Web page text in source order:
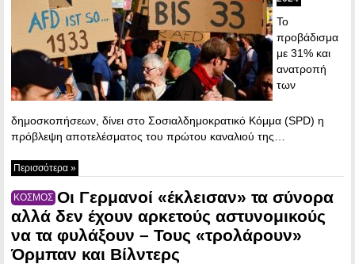
Το
προβάδισμα
με 31% και
ανατροπή
των
δημοσκοπήσεων, δίνει στο Σοσιαλδημοκρατικό Κόμμα (SPD) η
πρόβλεψη αποτελέσματος του πρώτου καναλιού της…
Περισσότερα »
ΚΟΣΜΟΣ Οι Γερμανοί «έκλεισαν» τα σύνορα
αλλά δεν έχουν αρκετούς αστυνομικούς
να τα φυλάξουν – Τους «τρολάρουν»
Όρμπαν και Βίλντερς